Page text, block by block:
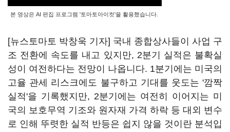
본 영상은 AI 편집 프로그램 '토마토아이컷'을 활용했습니다.
[뉴스토마토 박창욱 기자] 국내 종합상사들이 사업 구
조 전환에 속도를 내고 있지만, 2분기 실적은 불확실
성이 여전하다는 전망이 나옵니다. 1분기에는 미국의
고율 관세 리스크에도 불구하고 기대를 웃도는 '깜짝
실적'을 기록했지만, 2분기에는 여전히 이어지는 미
국의 보호무역 기조와 원자재 가격 하락 등 대외 변수
로 인해 뚜렷한 실적 반등은 쉽지 않을 것이란 분석입